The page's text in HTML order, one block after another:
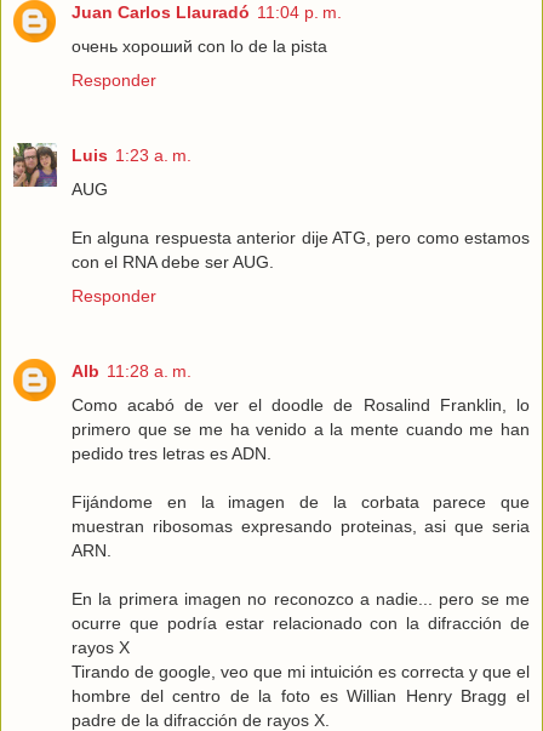
Juan Carlos Llauradó 11:04 p. m.
очень хороший con lo de la pista
Responder
Luis 1:23 a. m.
AUG
En alguna respuesta anterior dije ATG, pero como estamos
con el RNA debe ser AUG.
Responder
Alb 11:28 a. m.
Como acabó de ver el doodle de Rosalind Franklin, lo
primero que se me ha venido a la mente cuando me han
pedido tres letras es ADN.
Fijándome en la imagen de la corbata parece que
muestran ribosomas expresando proteinas, asi que seria
ARN.
En la primera imagen no reconozco a nadie... pero se me
ocurre que podría estar relacionado con la difracción de
rayos X
Tirando de google, veo que mi intuición es correcta y que el
hombre del centro de la foto es Willian Henry Bragg el
padre de la difracción de rayos X.